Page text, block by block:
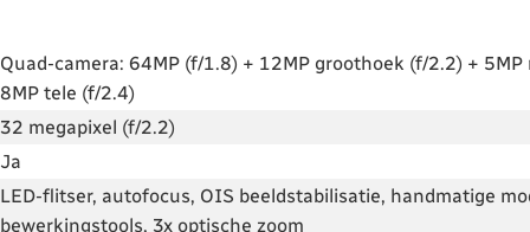
Quad-camera: 64MP (f/1.8) + 12MP groothoek (f/2.2) + 5MP
8MP tele (f/2.4)
32 megapixel (f/2.2)
Ja
LED-flitser, autofocus, OIS beeldstabilisatie, handmatige
bewerkingstools, 3x optische zoom